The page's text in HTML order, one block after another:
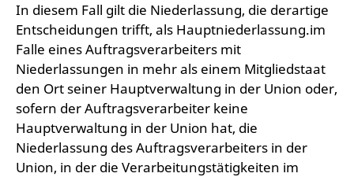
In diesem Fall gilt die Niederlassung, die derartige
Entscheidungen trifft, als Hauptniederlassung.im
Falle eines Auftragsverarbeiters mit
Niederlassungen in mehr als einem Mitgliedstaat
den Ort seiner Hauptverwaltung in der Union oder,
sofern der Auftragsverarbeiter keine
Hauptverwaltung in der Union hat, die
Niederlassung des Auftragsverarbeiters in der
Union, in der die Verarbeitungstätigkeiten im